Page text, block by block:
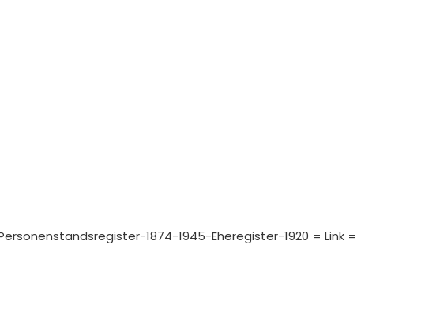
1874-1945-Eheregister-1920 = Link =